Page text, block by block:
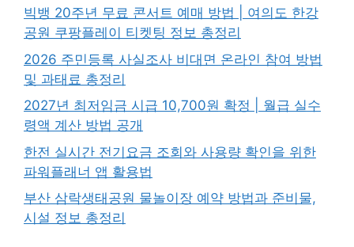
빅뱅 20주년 무료 콘서트 예매 방법 | 여의도 한강
공원 쿠팡플레이 티켓팅 정보 총정리
2026 주민등록 사실조사 비대면 온라인 참여 방법
및 과태료 총정리
2027년 최저임금 시급 10,700원 확정 | 월급 실수
령액 계산 방법 공개
한전 실시간 전기요금 조회와 사용량 확인을 위한
파워플래너 앱 활용법
부산 삼락생태공원 물놀이장 예약 방법과 준비물,
시설 정보 총정리